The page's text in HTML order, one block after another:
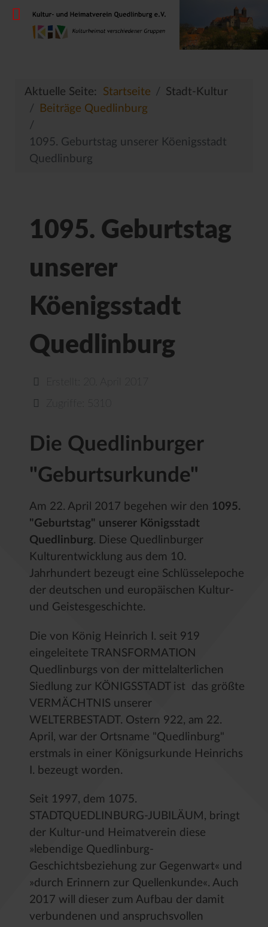
Aktuelle Seite: Startseite
Stadt-Kultur
Beiträge Quedlinburg
1095. Geburtstag unserer Köenigsstadt
Quedlinburg
1095. Geburtstag
unserer
Köenigsstadt
Quedlinburg
Zugriffe: 5310
Die Quedlinburger
"Geburtsurkunde"
Am 22. April 2017 begehen wir den 1095.
"Geburtstag" unserer Königsstadt
Quedlinburg. Diese Quedlinburger
Kulturentwicklung aus dem 10.
Jahrhundert bezeugt eine Schlüsselepoche
der deutschen und europäischen Kultur-
und Geistesgeschichte.
Die von König Heinrich I. seit 919
eingeleitete TRANSFORMATION
Quedlinburgs von der mittelalterlichen
Siedlung zur KÖNIGSSTADT ist das größte
VERMÄCHTNIS unserer
WELTERBESTADT. Ostern 922, am 22.
April, war der Ortsname "Quedlinburg"
erstmals in einer Königsurkunde Heinrichs
I. bezeugt worden.
Seit 1997, dem 1075.
STADTQUEDLINBURG-JUBILÄUM, bringt
der Kultur-und Heimatverein diese
»lebendige Quedlinburg-
Geschichtsbeziehung zur Gegenwart« und
»durch Erinnern zur Quellenkunde«. Auch
2017 will dieser zum Aufbau der damit
verbundenen und anspruchsvollen